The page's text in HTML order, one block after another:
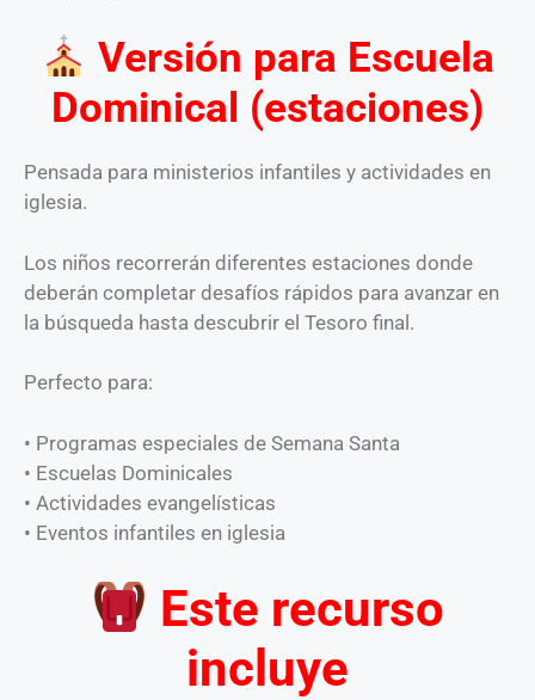
Versión para Escuela
Dominical (estaciones)
Pensada para ministerios infantiles y actividades en
iglesia.
Los niños recorrerán diferentes estaciones donde
deberán completar desafíos rápidos para avanzar en
la búsqueda hasta descubrir el Tesoro final.
Perfecto para:
• Programas especiales de Semana Santa
• Escuelas Dominicales
• Actividades evangelísticas
• Eventos infantiles en iglesia
Este recurso
incluye